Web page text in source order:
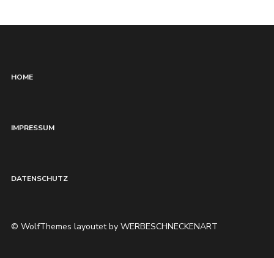
HOME
IMPRESSUM
DATENSCHUTZ
© WolfThemes layoutet by WERBESCHNECKENART